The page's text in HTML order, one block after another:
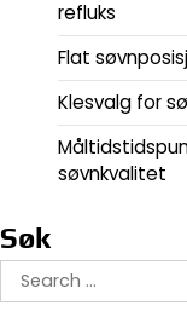
refluks
Flat
Klesvalg for
søvnkvalitet
Søk
Search
for: